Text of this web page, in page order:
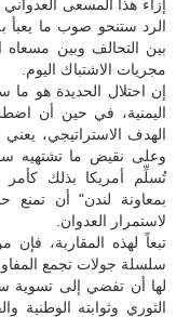
إزاء هذا المسعى
الرد ستنحو صوب ما يعبأ
بين التحالف وبين مسعاه
مجريات الاشتباك اليوم.
إن احتلال الحديدة هو
اليمنية، في حين أن
الهدف الاستراتيجي، يعني
وعلى نقيض ما تشتهيه سفن
تُسلِّم أمريكا بذلك
بمعاونة لندن" أن
لاستمرار العدوان.
تبعاً لهذه المقاربة،
سلسلة جولات تجمع
لها أن تفضي إلى تسوية
الثوري وثوابته الوطنية